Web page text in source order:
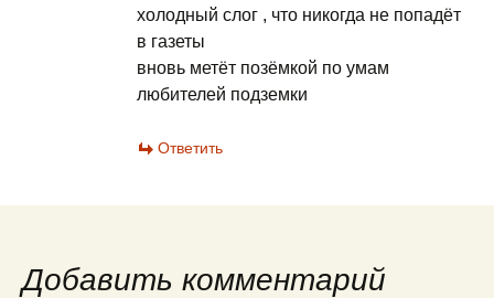
холодный слог , что никогда не попадёт
в газеты
вновь метёт позёмкой по умам
любителей подземки
Ответить
Добавить комментарий